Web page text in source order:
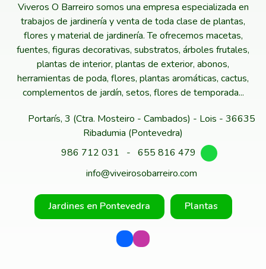
Viveros O Barreiro somos una empresa especializada en
trabajos de jardinería y venta de toda clase de plantas,
flores y material de jardinería. Te ofrecemos macetas,
fuentes, figuras decorativas, substratos, árboles frutales,
plantas de interior, plantas de exterior, abonos,
herramientas de poda, flores, plantas aromáticas, cactus,
complementos de jardín, setos, flores de temporada...
Portarís, 3 (Ctra. Mosteiro - Cambados) - Lois - 36635
Ribadumia (Pontevedra)
986 712 031
- 655 816 479
info@viveirosobarreiro.com
Jardines en Pontevedra Plantas